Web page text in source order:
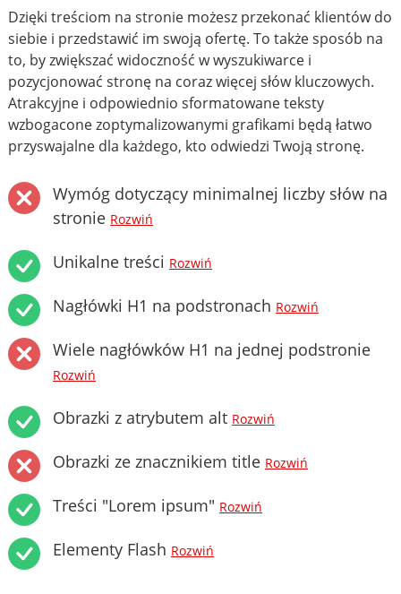
Dzięki treściom na stronie możesz przekonać klientów do
siebie i przedstawić im swoją ofertę. To także sposób na
to, by zwiększać widoczność w wyszukiwarce i
pozycjonować stronę na coraz więcej słów kluczowych.
Atrakcyjne i odpowiednio sformatowane teksty
wzbogacone zoptymalizowanymi grafikami będą łatwo
przyswajalne dla każdego, kto odwiedzi Twoją stronę.
Wymóg dotyczący minimalnej liczby słów na
stronie Rozwiń
Unikalne treści Rozwiń
Nagłówki H1 na podstronach Rozwiń
Wiele nagłówków H1 na jednej podstronie
Rozwiń
Obrazki z atrybutem alt Rozwiń
Obrazki ze znacznikiem title Rozwiń
Treści "Lorem ipsum" Rozwiń
Elementy Flash Rozwiń